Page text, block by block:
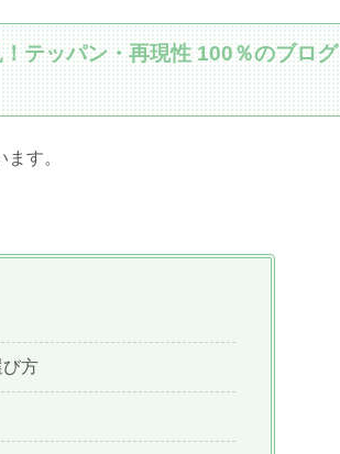
テッパン・再現性 100％のブログ
す。
方